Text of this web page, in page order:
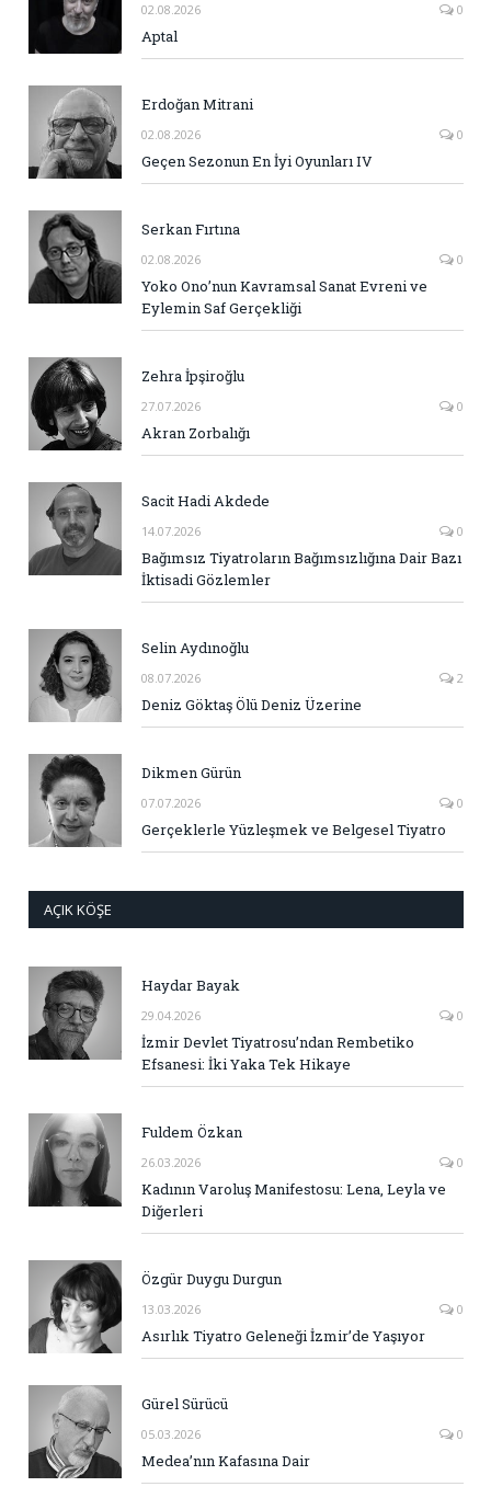
02.08.2026 0
Aptal
Erdoğan Mitrani
02.08.2026 0
Geçen Sezonun En İyi Oyunları IV
Serkan Fırtına
02.08.2026 0
Yoko Ono’nun Kavramsal Sanat Evreni ve
Eylemin Saf Gerçekliği
Zehra İpşiroğlu
27.07.2026 0
Akran Zorbalığı
Sacit Hadi Akdede
14.07.2026 0
Bağımsız Tiyatroların Bağımsızlığına Dair Bazı
İktisadi Gözlemler
Selin Aydınoğlu
08.07.2026 2
Deniz Göktaş Ölü Deniz Üzerine
Dikmen Gürün
07.07.2026 0
Gerçeklerle Yüzleşmek ve Belgesel Tiyatro
AÇIK KÖŞE
Haydar Bayak
29.04.2026 0
İzmir Devlet Tiyatrosu’ndan Rembetiko
Efsanesi: İki Yaka Tek Hikaye
Fuldem Özkan
26.03.2026 0
Kadının Varoluş Manifestosu: Lena, Leyla ve
Diğerleri
Özgür Duygu Durgun
13.03.2026 0
Asırlık Tiyatro Geleneği İzmir’de Yaşıyor
Gürel Sürücü
05.03.2026 0
Medea’nın Kafasına Dair